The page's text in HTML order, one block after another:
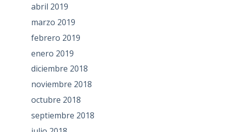
abril 2019
marzo 2019
febrero 2019
enero 2019
diciembre 2018
noviembre 2018
octubre 2018
septiembre 2018